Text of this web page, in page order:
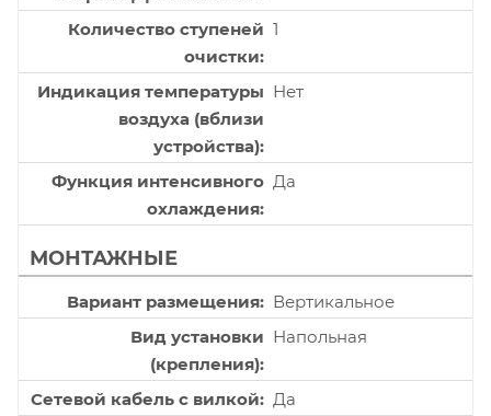
Количество ступеней
очистки
1
Индикация температуры
воздуха (вблизи
устройства)
Нет
Функция интенсивного
охлаждения
Да
МОНТАЖНЫЕ
Вариант размещения
Вертикальное
Вид установки
(крепления)
Напольная
Сетевой кабель с вилкой Да